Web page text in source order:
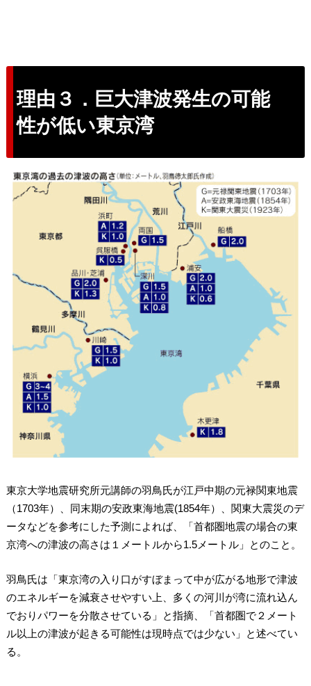
理由３．巨大津波発生の可能
性が低い東京湾
東京大学地震研究所元講師の羽鳥氏が江戸中期の元禄関東地震
（1703年）、同末期の安政東海地震(1854年）、関東大震災のデ
ータなどを参考にした予測によれば、「首都圏地震の場合の東
京湾への津波の高さは１メートルから1.5メートル」とのこと。
羽鳥氏は「東京湾の入り口がすぼまって中が広がる地形で津波
のエネルギーを減衰させやすい上、多くの河川が湾に流れ込ん
でおりパワーを分散させている」と指摘、「首都圏で２メート
ル以上の津波が起きる可能性は現時点では少ない」と述べてい
る。